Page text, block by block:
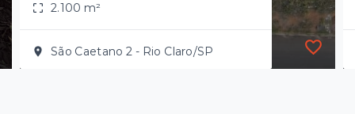
2.100 m²
São Caetano 2 - Rio Claro/SP